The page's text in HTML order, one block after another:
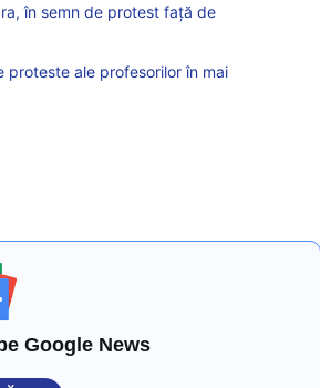
în semn de protest față de
proteste ale profesorilor în mai
Google News